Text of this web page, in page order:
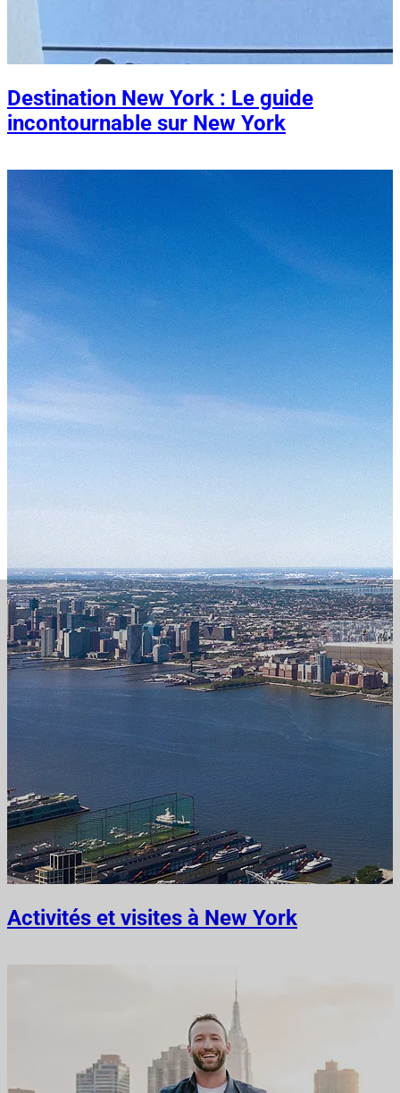
Destination New York : Le guide
incontournable sur New York
Activités et visites à New York